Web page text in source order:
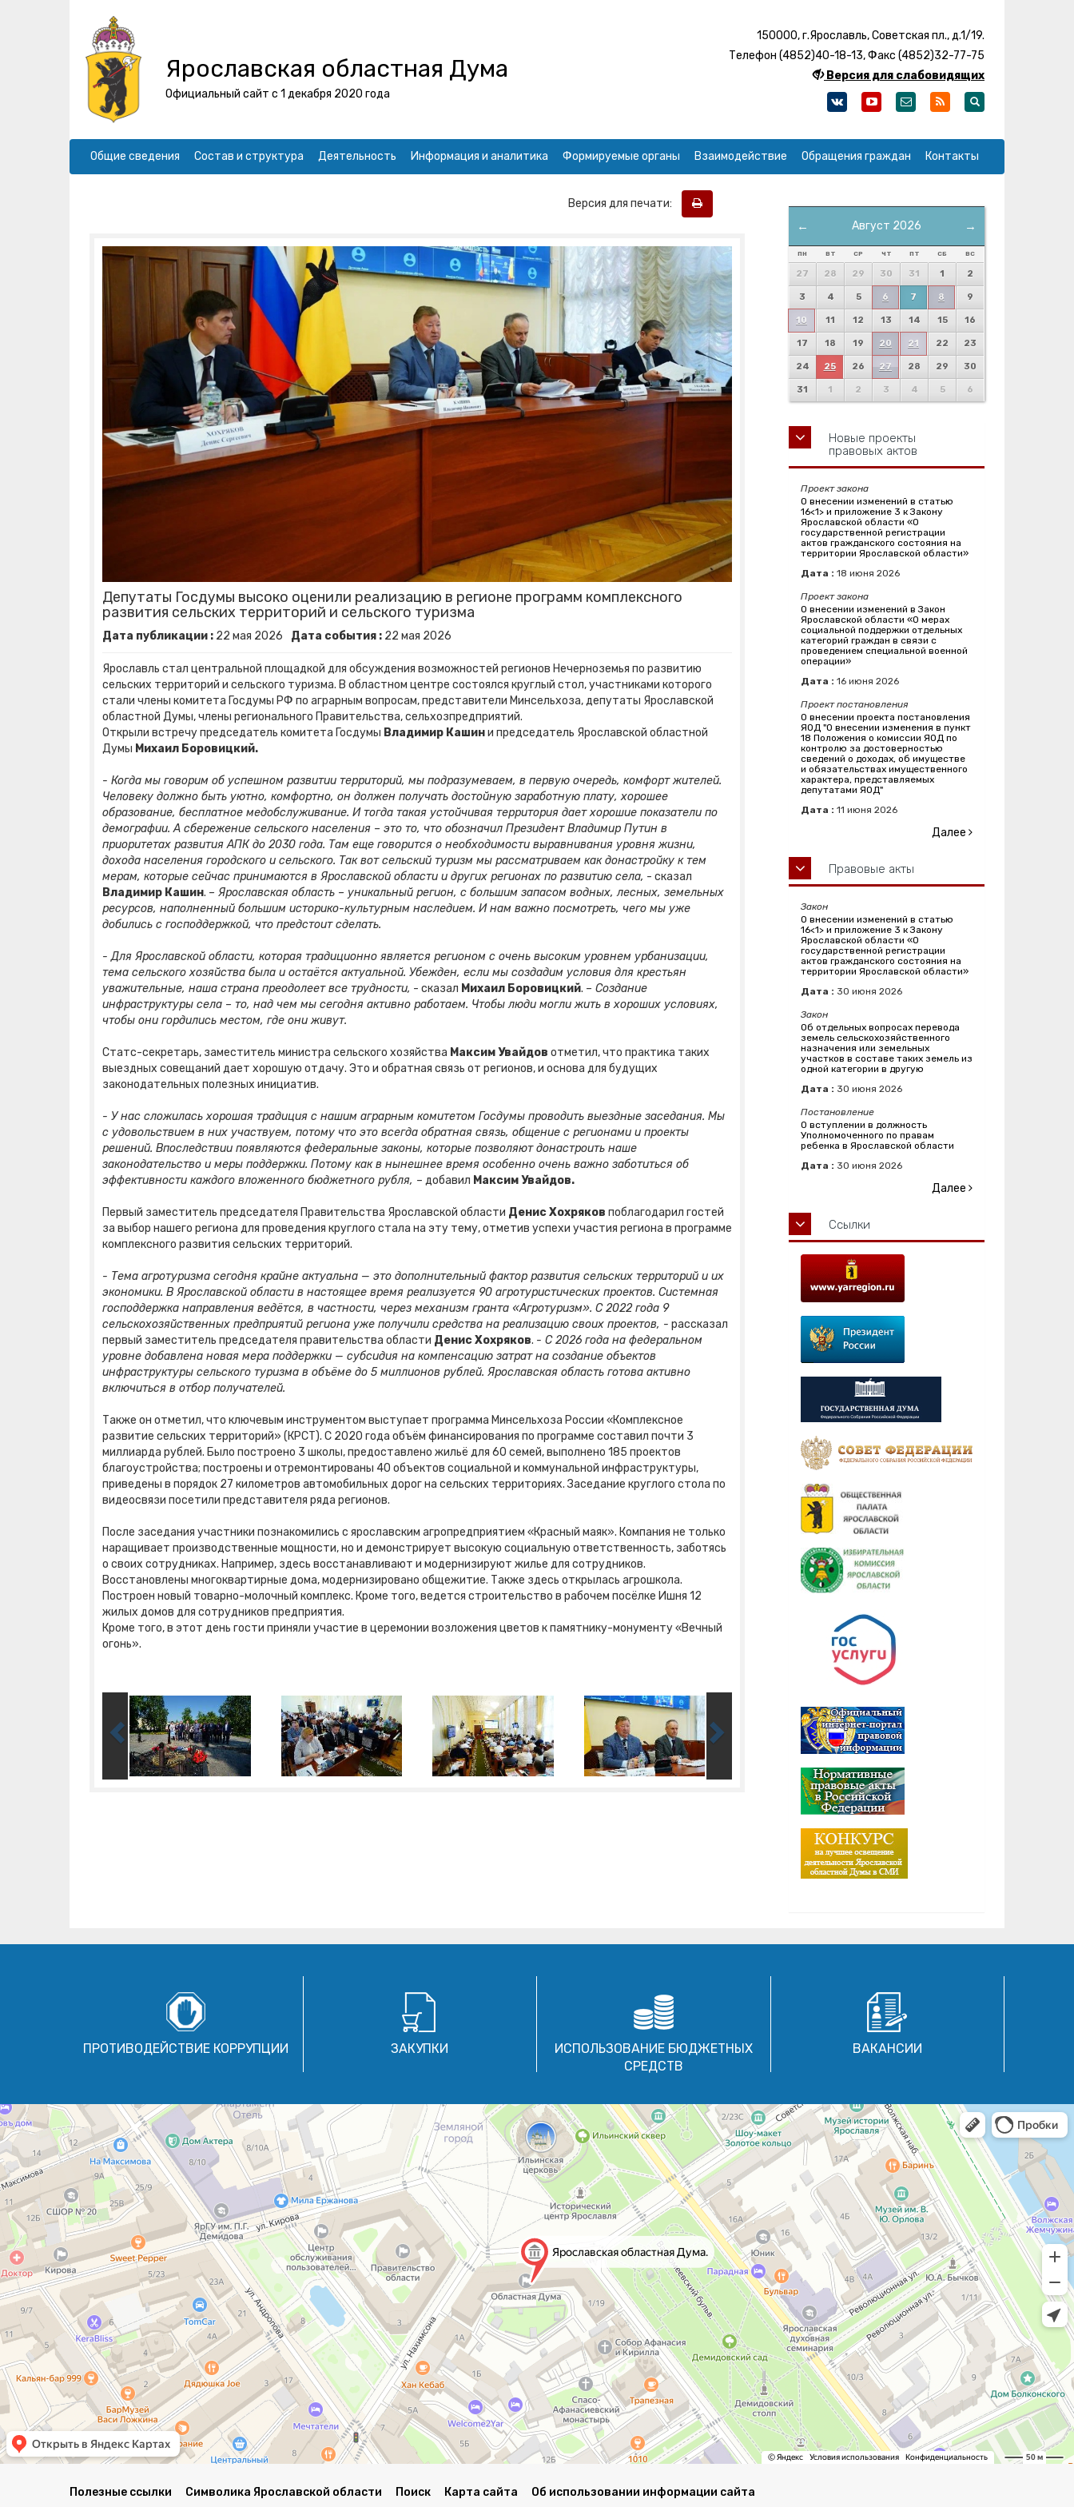
Ярославская областная Дума
Официальный сайт с 1 декабря 2020 года
150000, г.Ярославль, Советская пл., д.1/19.
Телефон (4852)40-18-13, Факс (4852)32-77-75
Версия для слабовидящих
Общие сведения Состав и структура Деятельность Информация и аналитика Формируемые органы Взаимодействие Обращения граждан Контакты
Версия для печати:
Депутаты Госдумы высоко оценили реализацию в регионе программ комплексного
развития сельских территорий и сельского туризма
Дата публикации : 22 мая 2026 Дата события : 22 мая 2026
Ярославль стал центральной площадкой для обсуждения возможностей регионов Нечерноземья по развитию
сельских территорий и сельского туризма. В областном центре состоялся круглый стол, участниками которого
стали члены комитета Госдумы РФ по аграрным вопросам, представители Минсельхоза, депутаты Ярославской
областной Думы, члены регионального Правительства, сельхозпредприятий.
Открыли встречу председатель комитета Госдумы Владимир Кашини председатель Ярославской областной
Думы Михаил Боровицкий.
- Когда мы говорим об успешном развитии территорий, мы подразумеваем, в первую очередь, комфорт жителей.
Человеку должно быть уютно, комфортно, он должен получать достойную заработную плату, хорошее
образование, бесплатное медобслуживание. И тогда такая устойчивая территория дает хорошие показатели по
демографии. А сбережение сельского населения – это то, что обозначил Президент Владимир Путин в
приоритетах развития АПК до 2030 года. Там еще говорится о необходимости выравнивания уровня жизни,
дохода населения городского и сельского. Так вот сельский туризм мы рассматриваем как донастройку к тем
мерам, которые сейчас принимаются в Ярославской области и других регионах по развитию села, - сказал
Владимир Кашин. – Ярославская область – уникальный регион, с большим запасом водных, лесных, земельных
ресурсов, наполненный большим историко-культурным наследием. И нам важно посмотреть, чего мы уже
добились с господдержкой, что предстоит сделать.
- Для Ярославской области, которая традиционно является регионом с очень высоким уровнем урбанизации,
тема сельского хозяйства была и остаётся актуальной. Убежден, если мы создадим условия для крестьян
уважительные, наша страна преодолеет все трудности, - сказал Михаил Боровицкий. – Создание
инфраструктуры села – то, над чем мы сегодня активно работаем. Чтобы люди могли жить в хороших условиях,
чтобы они гордились местом, где они живут.
Статс-секретарь, заместитель министра сельского хозяйства Максим Увайдов отметил, что практика таких
выездных совещаний дает хорошую отдачу. Это и обратная связь от регионов, и основа для будущих
законодательных полезных инициатив.
- У нас сложилась хорошая традиция с нашим аграрным комитетом Госдумы проводить выездные заседания. Мы
с удовольствием в них участвуем, потому что это всегда обратная связь, общение с регионами и проекты
решений. Впоследствии появляются федеральные законы, которые позволяют донастроить наше
законодательство и меры поддержки. Потому как в нынешнее время особенно очень важно заботиться об
эффективности каждого вложенного бюджетного рубля, – добавил Максим Увайдов.
Первый заместитель председателя Правительства Ярославской области Денис Хохряков поблагодарил гостей
за выбор нашего региона для проведения круглого стала на эту тему, отметив успехи участия региона в программе
комплексного развития сельских территорий.
- Тема агротуризма сегодня крайне актуальна — это дополнительный фактор развития сельских территорий и их
экономики. В Ярославской области в настоящее время реализуется 90 агротуристических проектов. Системная
господдержка направления ведётся, в частности, через механизм гранта «Агротуризм». С 2022 года 9
сельскохозяйственных предприятий региона уже получили средства на реализацию своих проектов, - рассказал
первый заместитель председателя правительства области Денис Хохряков. - С 2026 года на федеральном
уровне добавлена новая мера поддержки — субсидия на компенсацию затрат на создание объектов
инфраструктуры сельского туризма в объёме до 5 миллионов рублей. Ярославская область готова активно
включиться в отбор получателей.
Также он отметил, что ключевым инструментом выступает программа Минсельхоза России «Комплексное
развитие сельских территорий» (КРСТ). С 2020 года объём финансирования по программе составил почти 3
миллиарда рублей. Было построено 3 школы, предоставлено жильё для 60 семей, выполнено 185 проектов
благоустройства; построены и отремонтированы 40 объектов социальной и коммунальной инфраструктуры,
приведены в порядок 27 километров автомобильных дорог на сельских территориях. Заседание круглого стола по
видеосвязи посетили представителя ряда регионов.
После заседания участники познакомились с ярославским агропредприятием «Красный маяк». Компания не только
наращивает производственные мощности, но и демонстрирует высокую социальную ответственность, заботясь
о своих сотрудниках. Например, здесь восстанавливают и модернизируют жилье для сотрудников.
Восстановлены многоквартирные дома, модернизировано общежитие. Также здесь открылась агрошкола.
Построен новый товарно-молочный комплекс. Кроме того, ведется строительство в рабочем посёлке Ишня 12
жилых домов для сотрудников предприятия.
Кроме того, в этот день гости приняли участие в церемонии возложения цветов к памятнику-монументу «Вечный
огонь».
← →
Август 2026
ПН ВТ СР ЧТ ПТ СБ ВС
27 28 29 30 31 1 2
3 4 5 6 7 8 9
10 11 12 13 14 15 16
17 18 19 20 21 22 23
24 25 26 27 28 29 30
31 1 2 3 4 5 6
Новые проекты
правовых актов
Проект закона
О внесении изменений в статью
16<1> и приложение 3 к Закону
Ярославской области «О
государственной регистрации
актов гражданского состояния на
территории Ярославской области»
Дата : 18 июня 2026
Проект закона
О внесении изменений в Закон
Ярославской области «О мерах
социальной поддержки отдельных
категорий граждан в связи с
проведением специальной военной
операции»
Дата : 16 июня 2026
Проект постановления
О внесении проекта постановления
ЯОД "О внесении изменения в пункт
18 Положения о комиссии ЯОД по
контролю за достоверностью
сведений о доходах, об имуществе
и обязательствах имущественного
характера, представляемых
депутатами ЯОД"
Дата : 11 июня 2026
Далее
Правовые акты
Закон
О внесении изменений в статью
16<1> и приложение 3 к Закону
Ярославской области «О
государственной регистрации
актов гражданского состояния на
территории Ярославской области»
Дата : 30 июня 2026
Закон
Об отдельных вопросах перевода
земель сельскохозяйственного
назначения или земельных
участков в составе таких земель из
одной категории в другую
Дата : 30 июня 2026
Постановление
О вступлении в должность
Уполномоченного по правам
ребенка в Ярославской области
Дата : 30 июня 2026
Далее
Ссылки
ПРОТИВОДЕЙСТВИЕ КОРРУПЦИИ ЗАКУПКИ
ИСПОЛЬЗОВАНИЕ БЮДЖЕТНЫХ
СРЕДСТВ
ВАКАНСИИ
Полезные ссылки Символика Ярославской области Поиск Карта сайта Об использовании информации сайта